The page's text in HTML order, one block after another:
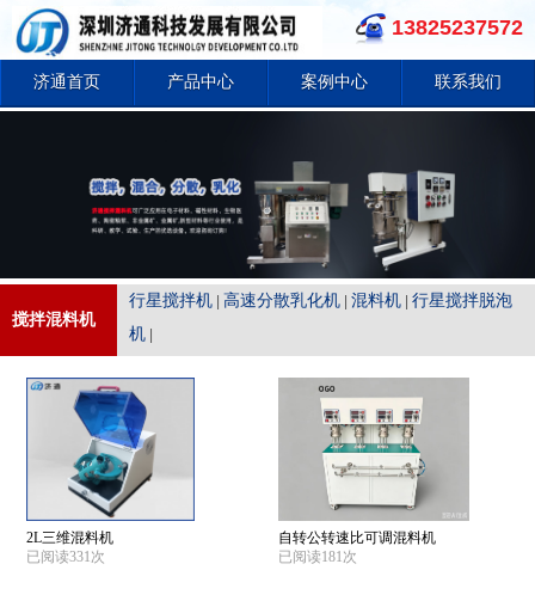
13825237572
济通首页 产品中心 案例中心 联系我们
搅拌混料机
行星搅拌机 高速分散乳化机 混料机 行星搅拌脱泡
机
2L三维混料机
已阅读331次
自转公转速比可调混料机
已阅读181次